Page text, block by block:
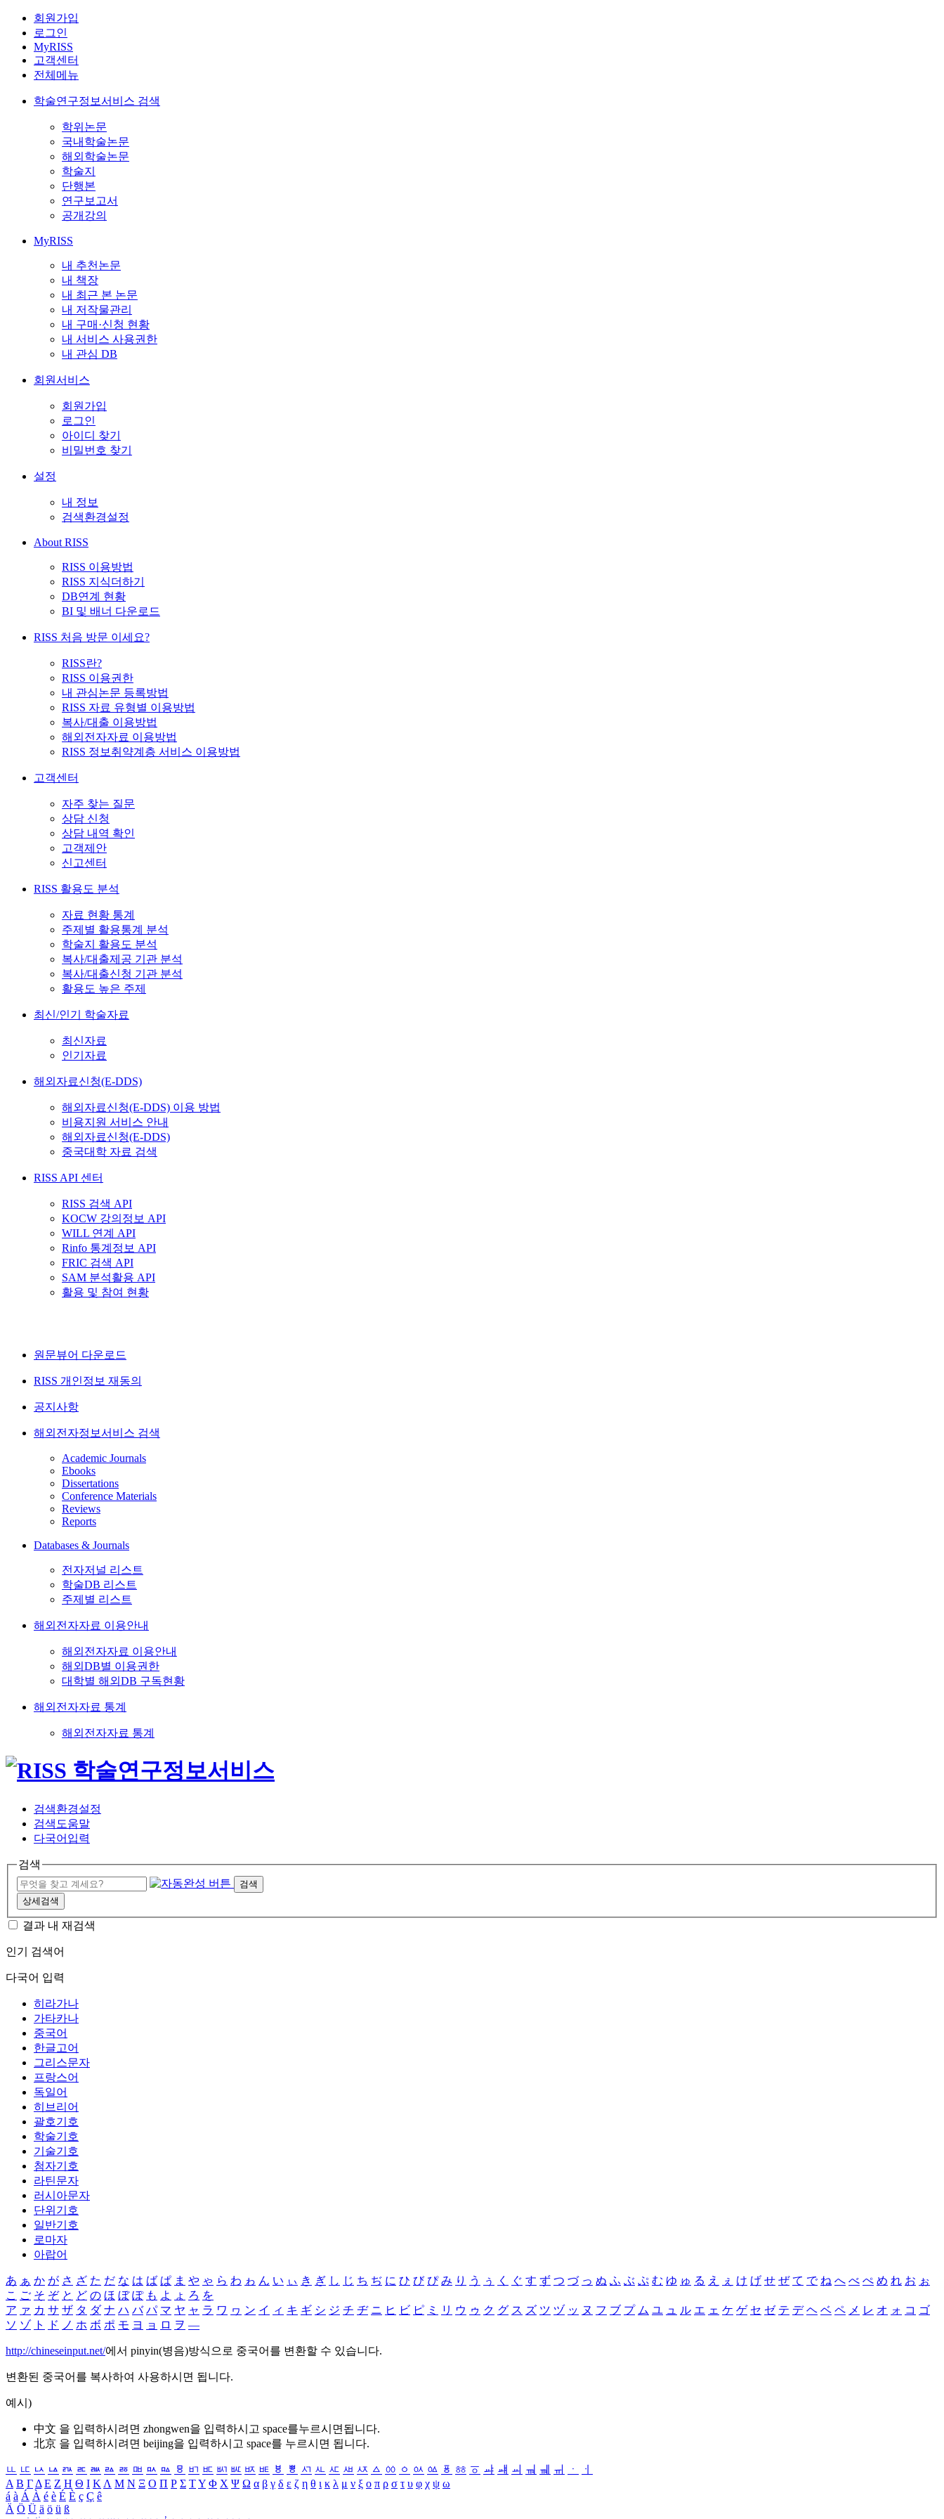
회원가입
로그인
MyRISS
고객센터
전체메뉴
학술연구정보서비스 검색
학위논문
국내학술논문
해외학술논문
학술지
단행본
연구보고서
공개강의
MyRISS
내 추천논문
내 책장
내 최근 본 논문
내 저작물관리
내 구매·신청 현황
내 서비스 사용권한
내 관심 DB
회원서비스
회원가입
로그인
아이디 찾기
비밀번호 찾기
설정
내 정보
검색환경설정
About RISS
RISS 이용방법
RISS 지식더하기
DB연계 현황
BI 및 배너 다운로드
RISS 처음 방문 이세요?
RISS란?
RISS 이용권한
내 관심논문 등록방법
RISS 자료 유형별 이용방법
복사/대출 이용방법
해외전자자료 이용방법
RISS 정보취약계층 서비스 이용방법
고객센터
자주 찾는 질문
상담 신청
상담 내역 확인
고객제안
신고센터
RISS 활용도 분석
자료 현황 통계
주제별 활용통계 분석
학술지 활용도 분석
복사/대출제공 기관 분석
복사/대출신청 기관 분석
활용도 높은 주제
최신/인기 학술자료
최신자료
인기자료
해외자료신청(E-DDS)
해외자료신청(E-DDS) 이용 방법
비용지원 서비스 안내
해외자료신청(E-DDS)
중국대학 자료 검색
RISS API 센터
RISS 검색 API
KOCW 강의정보 API
WILL 연계 API
Rinfo 통계정보 API
FRIC 검색 API
SAM 분석활용 API
활용 및 참여 현황
원문뷰어 다운로드
RISS 개인정보 재동의
공지사항
해외전자정보서비스 검색
Academic Journals
Ebooks
Dissertations
Conference Materials
Reviews
Reports
Databases & Journals
전자저널 리스트
학술DB 리스트
주제별 리스트
해외전자자료 이용안내
해외전자자료 이용안내
해외DB별 이용권한
대학별 해외DB 구독현황
해외전자자료 통계
해외전자자료 통계
검색환경설정
검색도움말
다국어입력
검색
검색
상세검색
결과 내 재검색
인기 검색어
다국어 입력
히라가나
가타카나
중국어
한글고어
그리스문자
프랑스어
독일어
히브리어
괄호기호
학술기호
기술기호
첨자기호
라틴문자
러시아문자
단위기호
일반기호
로마자
아랍어
あ ぁ か が さ ざ た だ な は ば ぱ ま や ゃ ら わ ゎ ん い ぃ き ぎ し じ ち ぢ に ひ び ぴ み り う ぅ く ぐ す ず つ づ っ ぬ ふ ぶ ぷ む ゆ ゅ る え ぇ け げ せ ぜ て で ね へ べ ぺ め れ お ぉ
こ ご そ ぞ と ど の ほ ぼ ぽ も よ ょ ろ を
ア ァ カ サ ザ タ ダ ナ ハ バ パ マ ヤ ャ ラ ワ ヮ ン イ ィ キ ギ シ ジ チ ヂ ニ ヒ ビ ピ ミ リ ウ ゥ ク グ ス ズ ツ ヅ ッ ヌ フ ブ プ ム ユ ュ ル エ ェ ケ ゲ セ ゼ テ デ ヘ ベ ペ メ レ オ ォ コ ゴ
ソ ゾ ト ド ノ ホ ボ ポ モ ヨ ョ ロ ヲ ―
http://chineseinput.net/에서 pinyin(병음)방식으로 중국어를 변환할 수 있습니다.
변환된 중국어를 복사하여 사용하시면 됩니다.
예시)
中文 을 입력하시려면 zhongwen을 입력하시고 space를누르시면됩니다.
北京 을 입력하시려면 beijing을 입력하시고 space를 누르시면 됩니다.
ㅥ ㅦ ㅧ ㅨ ㅩ ㅪ ㅫ ㅬ ㅭ ㅮ ㅯ ㅰ ㅱ ㅲ ㅳ ㅴ ㅵ ㅶ ㅷ ㅸ ㅹ ㅺ ㅻ ㅼ ㅽ ㅾ ㅿ ㆀ ㆁ ㆂ ㆃ ㆄ ㆅ ㆆ ㆇ ㆈ ㆉ ㆊ ㆋ ㆌ ㆍ
ㆎ
Α Β ΓΔ Ε Ζ Η Θ Ι ΚΛ Μ Ν Ξ Ο Π Ρ Σ ΤΥ Φ Χ Ψ Ω α β γ δ ε ζ η θ ι κ λ μ ν ξ ο π ρ σ τ υ φ χ ψ ω
á à Á À é è É È ç Ç ê
Ä Ö Ü ä ö ü ß